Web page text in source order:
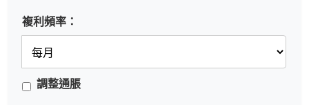
複利頻率：
調整通脹